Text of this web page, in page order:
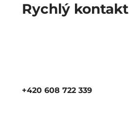
Rychlý kontakt
+420 608 722 339